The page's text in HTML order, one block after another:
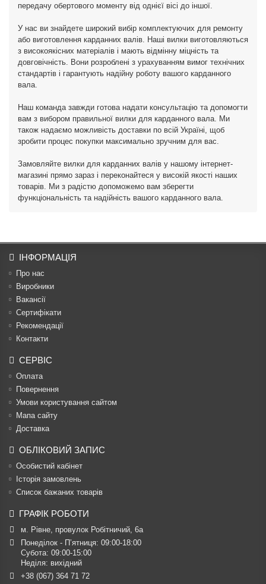
передачу обертового моменту від однієї вісі до іншої.
У нас ви знайдете широкий вибір комплектуючих для ремонту
або виготовлення карданних валів. Наші вилки виготовляються
з високоякісних матеріалів і мають відмінну міцність та
довговічність. Вони розроблені з урахуванням вимог технічних
стандартів і гарантують надійну роботу вашого карданного
вала.
Наш команда завжди готова надати консультацію та допомогти
вам з вибором правильної вилки для карданного вала. Ми
також надаємо можливість доставки по всій Україні, щоб
зробити процес покупки максимально зручним для вас.
Замовляйте вилки для карданних валів у нашому інтернет-
магазині прямо зараз і переконайтеся у високій якості наших
товарів. Ми з радістю допоможемо вам зберегти
функціональність та надійність вашого карданного вала.
ІНФОРМАЦІЯ
Про нас
Виробники
Вакансії
Сертифікати
Рекомендації
Контакти
СЕРВІС
Оплата
Повернення
Умови користування сайтом
Мапа сайту
Доставка
ОБЛІКОВИЙ ЗАПИС
Особистий кабінет
Історія замовлень
Список бажаних товарів
ГРАФІК РОБОТИ
м. Рівне, провулок Робітничий, 6а
Понеділок - П’ятниця: 09:00-18:00
Субота: 09:00-15:00
Неділя: вихідний
+38 (067) 364 71 72